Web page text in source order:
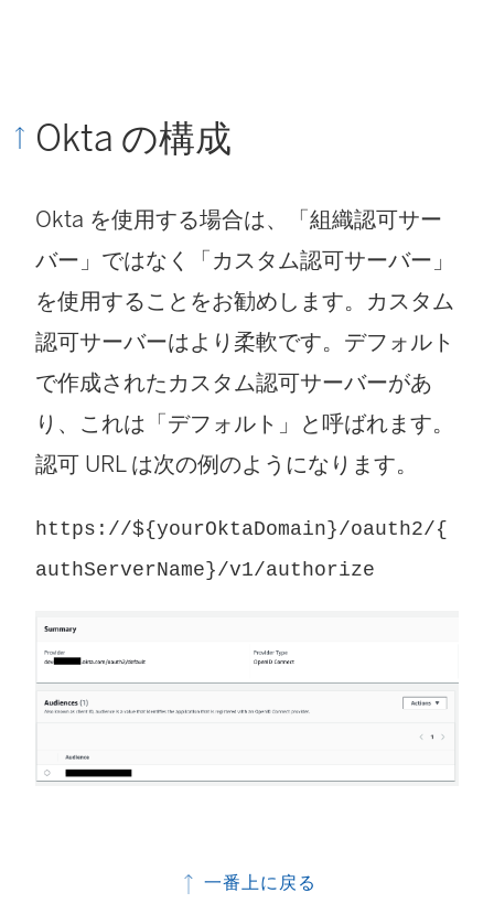
ウ
ン
ド
ウ
で
リ
ン
ク
開
)
Okta の構成
Okta を使用する場合は、「組織認可サー
バー」ではなく「カスタム認可サーバー」
を使用することをお勧めします。カスタム
認可サーバーはより柔軟です。デフォルト
で作成されたカスタム認可サーバーがあ
り、これは「デフォルト」と呼ばれます。
認可 URL は次の例のようになります。
https://${yourOktaDomain}/oauth2/{
authServerName}/v1/authorize
一番上に戻る